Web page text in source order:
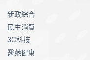
新政綜合
民生消費
3C科技
醫藥健康